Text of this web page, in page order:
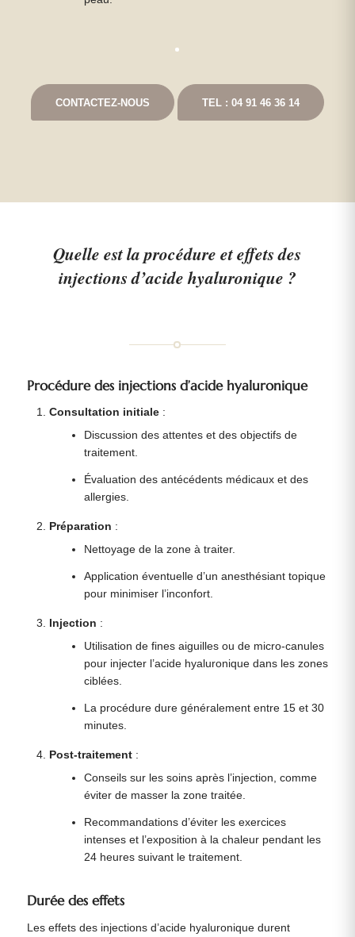
CONTACTEZ-NOUS TEL : 04 91 46 36 14
Quelle est la procédure et effets des
injections d’acide hyaluronique ?
Procédure des injections d’acide hyaluronique
Consultation initiale :
Discussion des attentes et des objectifs de
traitement.
Évaluation des antécédents médicaux et des
allergies.
Préparation :
Nettoyage de la zone à traiter.
Application éventuelle d’un anesthésiant topique
pour minimiser l’inconfort.
Injection :
Utilisation de fines aiguilles ou de micro-canules
pour injecter l’acide hyaluronique dans les zones
ciblées.
La procédure dure généralement entre 15 et 30
minutes.
Post-traitement :
Conseils sur les soins après l’injection, comme
éviter de masser la zone traitée.
Recommandations d’éviter les exercices
intenses et l’exposition à la chaleur pendant les
24 heures suivant le traitement.
Durée des effets
Les effets des injections d’acide hyaluronique durent